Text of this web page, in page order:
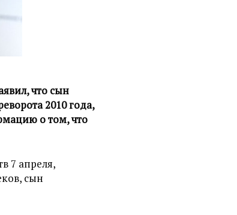
что сын
2010 года,
о том, что
7 апреля,
сын